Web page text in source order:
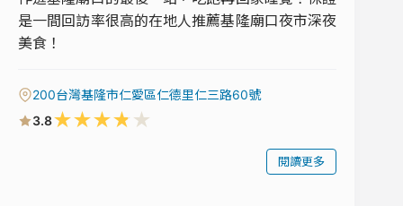
是一間回訪率很高的在地人推薦基隆廟口夜市深夜
美食！
200台灣基隆市仁愛區仁德里仁三路60號
3.8★★★★★
閱讀更多